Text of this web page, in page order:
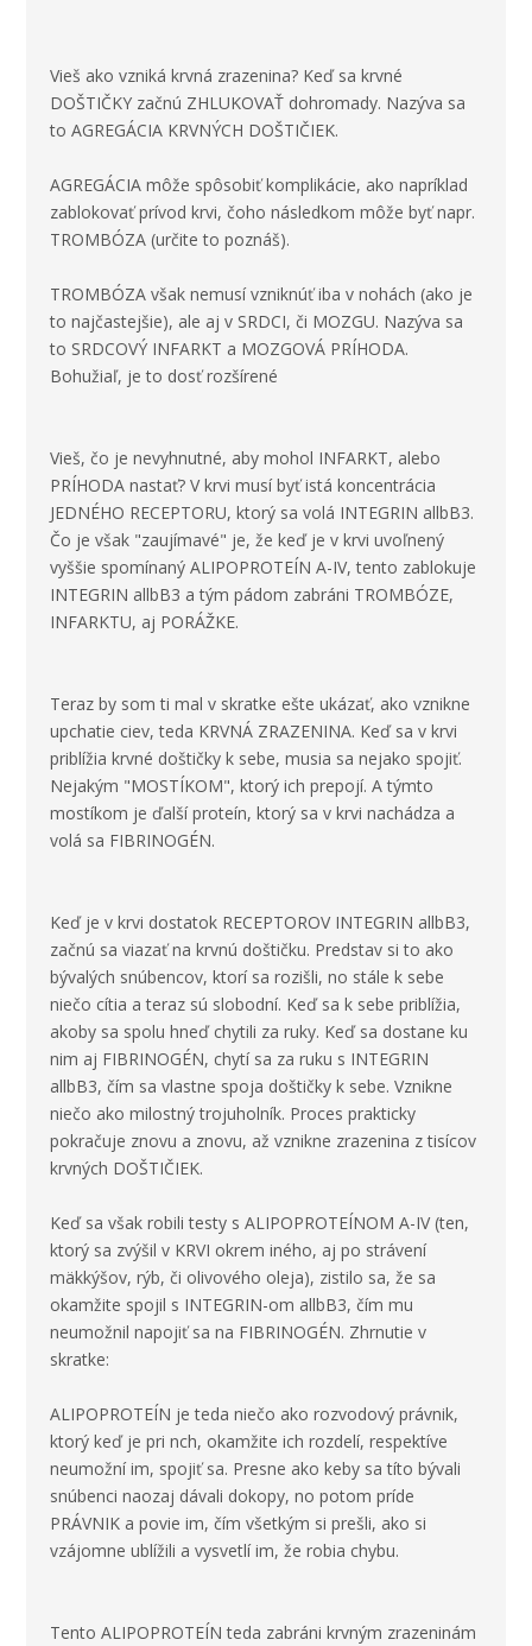
Vieš ako vzniká krvná zrazenina? Keď sa krvné
DOŠTIČKY začnú ZHLUKOVAŤ dohromady. Nazýva sa
to AGREGÁCIA KRVNÝCH DOŠTIČIEK.
AGREGÁCIA môže spôsobiť komplikácie, ako napríklad
zablokovať prívod krvi, čoho následkom môže byť napr.
TROMBÓZA (určite to poznáš).
TROMBÓZA však nemusí vzniknúť iba v nohách (ako je
to najčastejšie), ale aj v SRDCI, či MOZGU. Nazýva sa
to SRDCOVÝ INFARKT a MOZGOVÁ PRÍHODA.
Bohužiaľ, je to dosť rozšírené
Vieš, čo je nevyhnutné, aby mohol INFARKT, alebo
PRÍHODA nastať? V krvi musí byť istá koncentrácia
JEDNÉHO RECEPTORU, ktorý sa volá INTEGRIN allbB3.
Čo je však "zaujímavé" je, že keď je v krvi uvoľnený
vyššie spomínaný ALIPOPROTEÍN A-IV, tento zablokuje
INTEGRIN allbB3 a tým pádom zabráni TROMBÓZE,
INFARKTU, aj PORÁŽKE.
Teraz by som ti mal v skratke ešte ukázať, ako vznikne
upchatie ciev, teda KRVNÁ ZRAZENINA. Keď sa v krvi
priblížia krvné doštičky k sebe, musia sa nejako spojiť.
Nejakým "MOSTÍKOM", ktorý ich prepojí. A týmto
mostíkom je ďalší proteín, ktorý sa v krvi nachádza a
volá sa FIBRINOGÉN.
Keď je v krvi dostatok RECEPTOROV INTEGRIN allbB3,
začnú sa viazať na krvnú doštičku. Predstav si to ako
bývalých snúbencov, ktorí sa rozišli, no stále k sebe
niečo cítia a teraz sú slobodní. Keď sa k sebe priblížia,
akoby sa spolu hneď chytili za ruky. Keď sa dostane ku
nim aj FIBRINOGÉN, chytí sa za ruku s INTEGRIN
allbB3, čím sa vlastne spoja doštičky k sebe. Vznikne
niečo ako milostný trojuholník. Proces prakticky
pokračuje znovu a znovu, až vznikne zrazenina z tisícov
krvných DOŠTIČIEK.
Keď sa však robili testy s ALIPOPROTEÍNOM A-IV (ten,
ktorý sa zvýšil v KRVI okrem iného, aj po strávení
mäkkýšov, rýb, či olivového oleja), zistilo sa, že sa
okamžite spojil s INTEGRIN-om allbB3, čím mu
neumožnil napojiť sa na FIBRINOGÉN. Zhrnutie v
skratke:
ALIPOPROTEÍN je teda niečo ako rozvodový právnik,
ktorý keď je pri nch, okamžite ich rozdelí, respektíve
neumožní im, spojiť sa. Presne ako keby sa títo bývali
snúbenci naozaj dávali dokopy, no potom príde
PRÁVNIK a povie im, čím všetkým si prešli, ako si
vzájomne ublížili a vysvetlí im, že robia chybu.
Tento ALIPOPROTEÍN teda zabráni krvným zrazeninám